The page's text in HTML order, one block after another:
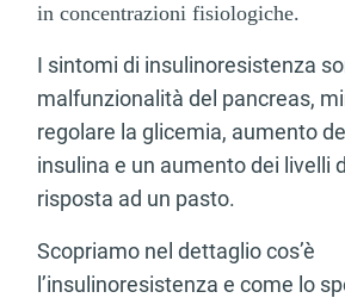
in concentrazioni fisiologiche.
I sintomi di insulinoresistenza
malfunzionalità del pancreas,
regolare la glicemia, aumento
insulina e un aumento dei livelli
risposta ad un pasto.
Scopriamo nel dettaglio cos’è
l’insulinoresistenza e come lo